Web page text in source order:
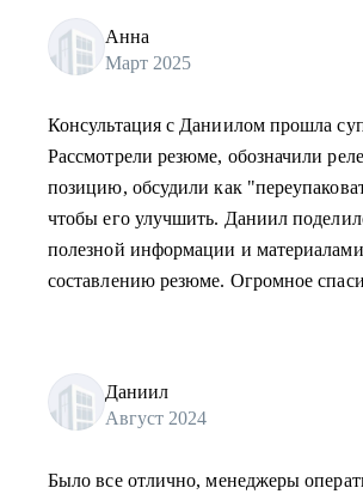
Анна
Март 2025
Консультация с Даниилом прошла
Рассмотрели резюме, обозначили
позицию, обсудили как
чтобы его улучшить. Даниил
полезной информации и
составлению резюме. Огромное
Даниил
Август 2024
Было все отлично, менеджеры